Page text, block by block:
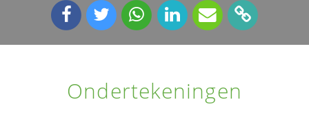
Ondertekeningen